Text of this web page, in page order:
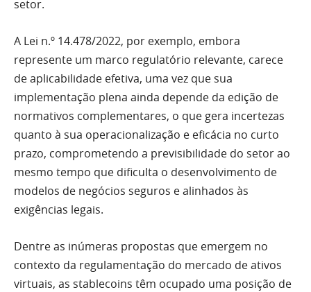
setor.
A Lei n.º 14.478/2022, por exemplo, embora
represente um marco regulatório relevante, carece
de aplicabilidade efetiva, uma vez que sua
implementação plena ainda depende da edição de
normativos complementares, o que gera incertezas
quanto à sua operacionalização e eficácia no curto
prazo, comprometendo a previsibilidade do setor ao
mesmo tempo que dificulta o desenvolvimento de
modelos de negócios seguros e alinhados às
exigências legais.
Dentre as inúmeras propostas que emergem no
contexto da regulamentação do mercado de ativos
virtuais, as stablecoins têm ocupado uma posição de